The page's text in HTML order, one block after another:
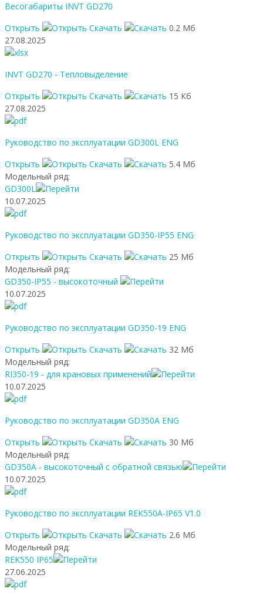
Весогабариты INVT GD270
Открыть
Скачать
0.2 Мб
27.08.2025
INVT GD270 - Тепловыделение
Открыть
Скачать
15 Кб
27.08.2025
Руководство по эксплуатации GD300L ENG
Открыть
Скачать
5.4 Мб
Модельный ряд:
GD300L
10.07.2025
Руководство по эксплуатации GD350-IP55 ENG
Открыть
Скачать
25 Мб
Модельный ряд:
GD350-IP55 - высокоточный
10.07.2025
Руководство по эксплуатации GD350-19 ENG
Открыть
Скачать
32 Мб
Модельный ряд:
RI350-19 - для крановых применений
10.07.2025
Руководство по эксплуатации GD350A ENG
Открыть
Скачать
30 Мб
Модельный ряд:
GD350A - высокоточный с обратной связью
10.07.2025
Руководство по эксплуатации REK550A-IP65 V1.0
Открыть
Скачать
2.6 Мб
Модельный ряд:
REK550 IP65
27.06.2025